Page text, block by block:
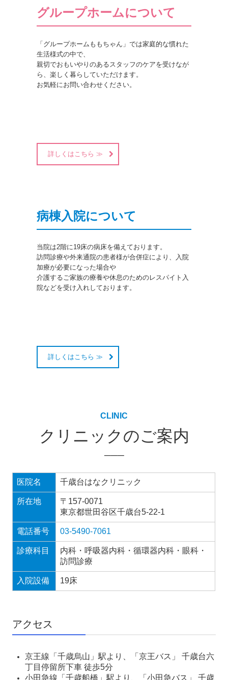
グループホームについて
「グループホームももちゃん」では家庭的な慣れた
生活様式の中で、
親切でおもいやりのあるスタッフのケアを受けなが
ら、楽しく暮らしていただけます。
お気軽にお問い合わせください。
詳しくはこちら ≫
病棟入院について
当院は2階に19床の病床を備えております。
訪問診療や外来通院の患者様が合併症により、入院
加療が必要になった場合や
介護するご家族の療養や休息のためのレスパイト入
院などを受け入れしております。
詳しくはこちら ≫
CLINIC
クリニックのご案内
───
医院名 千歳台はなクリニック
所在地
〒157-0071
東京都世田谷区千歳台5-22-1
電話番号 03-5490-7061
診療科目
内科・呼吸器内科・循環器内科・眼科・
訪問診療
入院設備 19床
アクセス
京王線「千歳烏山」駅より、「京王バス」 千歳台六
丁目停留所下車 徒歩5分
小田急線「千歳船橋」駅より、「小田急バス」 千歳